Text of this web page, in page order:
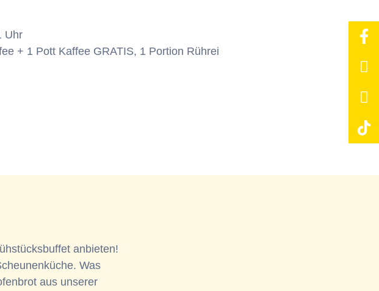
Uhr
+ 1 Pott Kaffee GRATIS, 1 Portion Rührei
anbieten!
Was
aus unserer